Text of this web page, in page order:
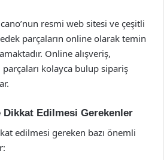
resmi web sitesi ve çeşitli
parçaların online olarak temin
Online alışveriş,
parçaları kolayca bulup sipariş
Edilmesi Gerekenler
edilmesi gereken bazı önemli